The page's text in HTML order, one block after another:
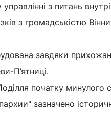
з питань
з громадськістю
завдяки
П’ятниці.
початку минулого
зазначено